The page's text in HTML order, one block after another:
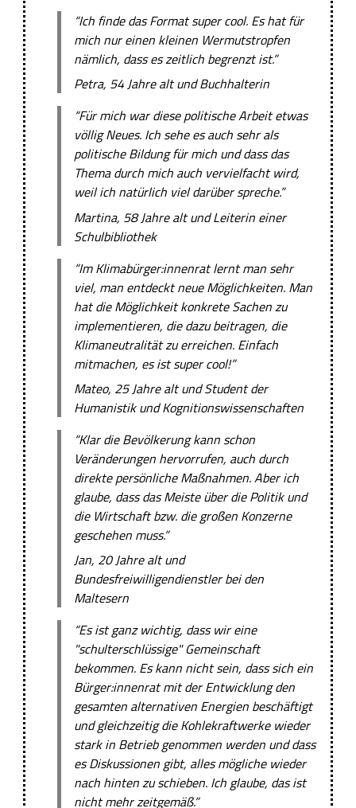
“Ich finde das Format super cool. Es hat für
mich nur einen kleinen Wermutstropfen
nämlich, dass es zeitlich begrenzt ist.”
Petra, 54 Jahre alt und Buchhalterin
“Für mich war diese politische Arbeit etwas
völlig Neues. Ich sehe es auch sehr als
politische Bildung für mich und dass das
Thema durch mich auch vervielfacht wird,
weil ich natürlich viel darüber spreche.”
Martina, 58 Jahre alt und Leiterin einer
Schulbibliothek
“Im Klimabürger:innenrat lernt man sehr
viel, man entdeckt neue Möglichkeiten. Man
hat die Möglichkeit konkrete Sachen zu
implementieren, die dazu beitragen, die
Klimaneutralität zu erreichen. Einfach
mitmachen, es ist super cool!”
Mateo, 25 Jahre alt und Student der
Humanistik und Kognitionswissenschaften
“Klar die Bevölkerung kann schon
Veränderungen hervorrufen, auch durch
direkte persönliche Maßnahmen. Aber ich
glaube, dass das Meiste über die Politik und
die Wirtschaft bzw. die großen Konzerne
geschehen muss.”
Jan, 20 Jahre alt und
Bundesfreiwilligendienstler bei den
Maltesern
“Es ist ganz wichtig, dass wir eine
"schulterschlüssige" Gemeinschaft
bekommen. Es kann nicht sein, dass sich ein
Bürger:innenrat mit der Entwicklung den
gesamten alternativen Energien beschäftigt
und gleichzeitig die Kohlekraftwerke wieder
stark in Betrieb genommen werden und dass
es Diskussionen gibt, alles mögliche wieder
nach hinten zu schieben. Ich glaube, das ist
nicht mehr zeitgemäß.”